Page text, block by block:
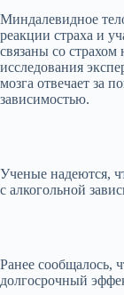
Миндалевидное
реакции страха и
связаны со страхом
исследования
мозга отвечает за
зависимостью.
Ученые надеются,
с алкогольной
Ранее сообщалось,
долгосрочный